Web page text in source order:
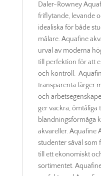
Daler-Rowney
friflytande, levande
idealiska för både
målare. Aquafine
urval av moderna
till perfektion för att
och kontroll.
transparenta färger
och
ger vackra, ömtåliga
blandningsförmåga
akvareller. Aquafine
studenter såväl som
till ett ekonomiskt
sortimentet.